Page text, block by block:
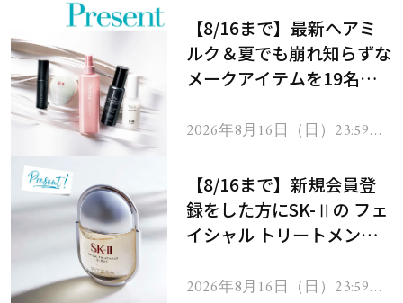
【8/16まで】最新ヘアミ
ルク＆夏でも崩れ知らずな
メークアイテムを19名様
2026年8月16日（日）23:59ま
【8/16まで】新規会員登
録をした方にSK-Ⅱの フェ
イシャル トリートメント
2026年8月16日（日）23:59ま